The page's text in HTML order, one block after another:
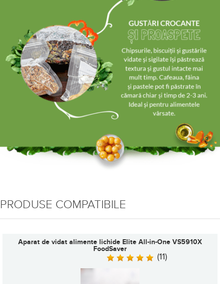
PRODUSE COMPATIBILE
Aparat de vidat alimente lichide Elite All-in-One VS5910X
FoodSaver
(11)